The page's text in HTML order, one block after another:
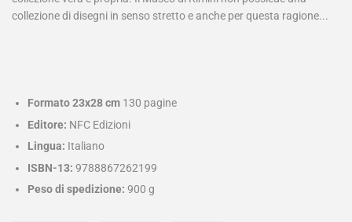
collezione di disegni in senso stretto e anche per questa ragione...
Formato 23x28 cm 130 pagine
Editore: NFC Edizioni
Lingua: Italiano
ISBN-13: 9788867262199
Peso di spedizione: 900 g